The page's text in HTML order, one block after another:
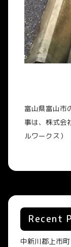
富山県富山市
事は、株式会
ルワークス）
Recent
中新川郡上市